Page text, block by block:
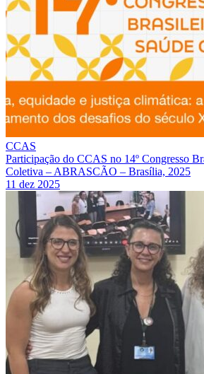
CCAS
Participação do CCAS no 14º Congresso
Coletiva – ABRASCÃO – Brasília, 2025
11 dez 2025